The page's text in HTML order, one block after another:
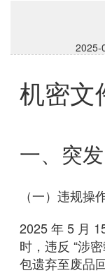
机密文
一、突
（一）违规操
2025 年 5 月
时，违反 “涉
包遗弃至废品